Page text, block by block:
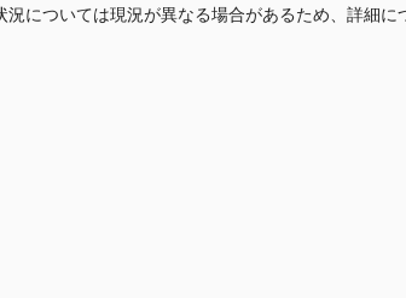
については現況が異なる場合があるため、詳細に